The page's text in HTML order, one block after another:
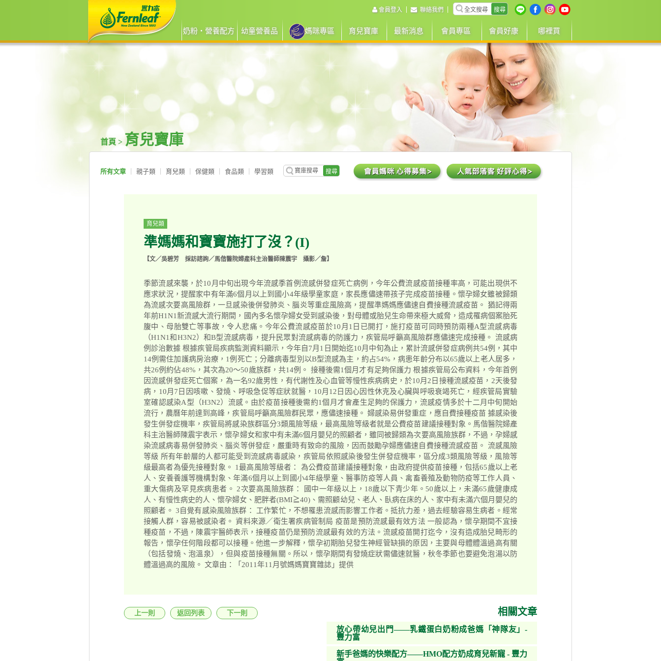
會員登入 聯絡我們 搜尋
奶粉‧營養配方 幼童營養品 媽咪專區 育兒寶庫 最新消息 會員專區 會員好康 哪裡買
首頁 > 育兒寶庫
所有文章 親子類 育兒類 保健類 食品類 學習類 搜尋
育兒類
準媽媽和寶寶施打了沒？(I)
【文／吳碧芳 採訪諮詢／馬偕醫院婦產科主治醫師陳震宇 攝影／詹】
季節流感來襲，於10月中旬出現今年流感季首例流感併發症死亡病例，今年公費流感疫苗接種率高，可能出現供不
應求狀況，提醒家中有年滿6個月以上到國小4年級學童家庭，家長應儘速帶孩子完成疫苗接種。懷孕婦女雖被歸類
為流感次要高風險群，一旦感染後併發肺炎、腦炎等重症風險高，提醒準媽媽應儘速自費接種流感疫苗。 猶記得兩
年前H1N1新流感大流行期間，國內多名懷孕婦女受到感染後，對母體或胎兒生命帶來極大威脅，造成罹病個案胎死
腹中、母胎雙亡等事故，令人悲痛。今年公費流感疫苗於10月1日已開打，施打疫苗可同時預防兩種A型流感病毒
（H1N1和H3N2）和B型流感病毒，提升民眾對流感病毒的防護力，疾管局呼籲高風險群應儘速完成接種。 流感病
例診治數據 根據疾管局疾病監測資料顯示，今年自7月1日開始迄10月中旬為止，累計流感併發症病例共54例，其中
14例需住加護病房治療，1例死亡；分離病毒型別以B型流感為主，約占54%，病患年齡分布以65歲以上老人居多，
共26例約佔48%，其次為20～50歲族群，共14例。 接種後需1個月才有足夠保護力 根據疾管局公布資料，今年首例
因流感併發症死亡個案，為一名92歲男性，有代謝性及心血管等慢性疾病病史，於10月2日接種流感疫苗，2天後發
病，10月7日因咳嗽、發燒、呼吸急促等症狀就醫，10月12日因心因性休克及心臟與呼吸衰竭死亡，經疾管局實驗
室確認感染A型（H3N2）流感。由於疫苗接種後需約1個月才會產生足夠的保護力，流感疫情多於十二月中旬開始
流行，農曆年前達到高峰，疾管局呼籲高風險群民眾，應儘速接種。 婦感染易併發重症，應自費接種疫苗 據感染後
發生併發症機率，疾管局將感染族群區分3類風險等級，最高風險等級者就是公費疫苗建議接種對象。馬偕醫院婦產
科主治醫師陳震宇表示，懷孕婦女和家中有未滿6個月嬰兒的照顧者，雖同被歸類為次要高風險族群，不過，孕婦感
染流感病毒易併發肺炎、腦炎等併發症，嚴重時有致命的風險，因而鼓勵孕婦應儘速自費接種流感疫苗。 流感風險
等級 所有年齡層的人都可能受到流感病毒感染，疾管局依照感染後發生併發症機率，區分成3類風險等級，風險等
級最高者為優先接種對象。 1最高風險等級者： 為公費疫苗建議接種對象，由政府提供疫苗接種，包括65歲以上老
人、安養養護等機構對象、年滿6個月以上到國小4年級學童、醫事防疫等人員、禽畜養殖及動物防疫等工作人員、
重大傷病及罕見疾病患者。 2次要高風險族群： 國中一年級以上，18歲以下青少年。50歲以上，未滿65歲健康成
人、有慢性病史的人、懷孕婦女、肥胖者(BMI≧40)、需照顧幼兒、老人、臥病在床的人、家中有未滿六個月嬰兒的
照顧者。 3自覺有感染風險族群： 工作繁忙，不想罹患流感而影響工作者。抵抗力差，過去經驗容易生病者。經常
接觸人群，容易被感染者。 資料來源／衛生署疾病管制局 疫苗是預防流感最有效方法 一般認為，懷孕期間不宜接
種疫苗，不過，陳震宇醫師表示，接種疫苗仍是預防流感最有效的方法。流感疫苗開打迄今，沒有造成胎兒畸形的
報告，懷孕任何階段都可以接種。他進一步解釋，懷孕初期胎兒發生神經管缺損的原因，主要與母體體溫過高有關
（包括發燒、泡溫泉），但與疫苗接種無關。所以，懷孕期間有發燒症狀需儘速就醫，秋冬季節也要避免泡湯以防
體溫過高的風險。 文章由：「2011年11月號媽媽寶寶雜誌」提供
上一則 返回列表 下一則 相關文章
放心帶幼兒出門——乳鐵蛋白奶粉成爸媽「神隊友」-
豐力富
新手爸媽的快樂配方——HMO配方奶成育兒新寵 - 豐力